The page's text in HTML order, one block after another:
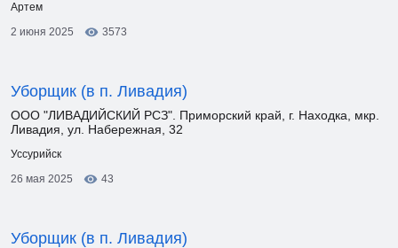
Артем
2 июня 2025
3573
Уборщик (в п. Ливадия)
ООО "ЛИВАДИЙСКИЙ РСЗ". Приморский край, г. Находка, мкр.
Ливадия, ул. Набережная, 32
Уссурийск
26 мая 2025
43
Уборщик (в п. Ливадия)